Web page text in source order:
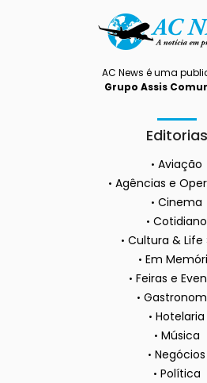
AC News é uma
Grupo Assis
Editorias
Aviação
Agências e
Cinema
Cotidiano
Cultura & Life
Em
Feiras e
Hotelaria
Música
Negócios
Política